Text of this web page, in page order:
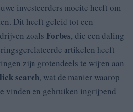
investeerders moeite heeft om
Dit heeft geleid tot een
zoals Forbes, die een daling
artikelen heeft
zijn grotendeels te wijten aan
search, wat de manier waarop
vinden en gebruiken ingrijpend